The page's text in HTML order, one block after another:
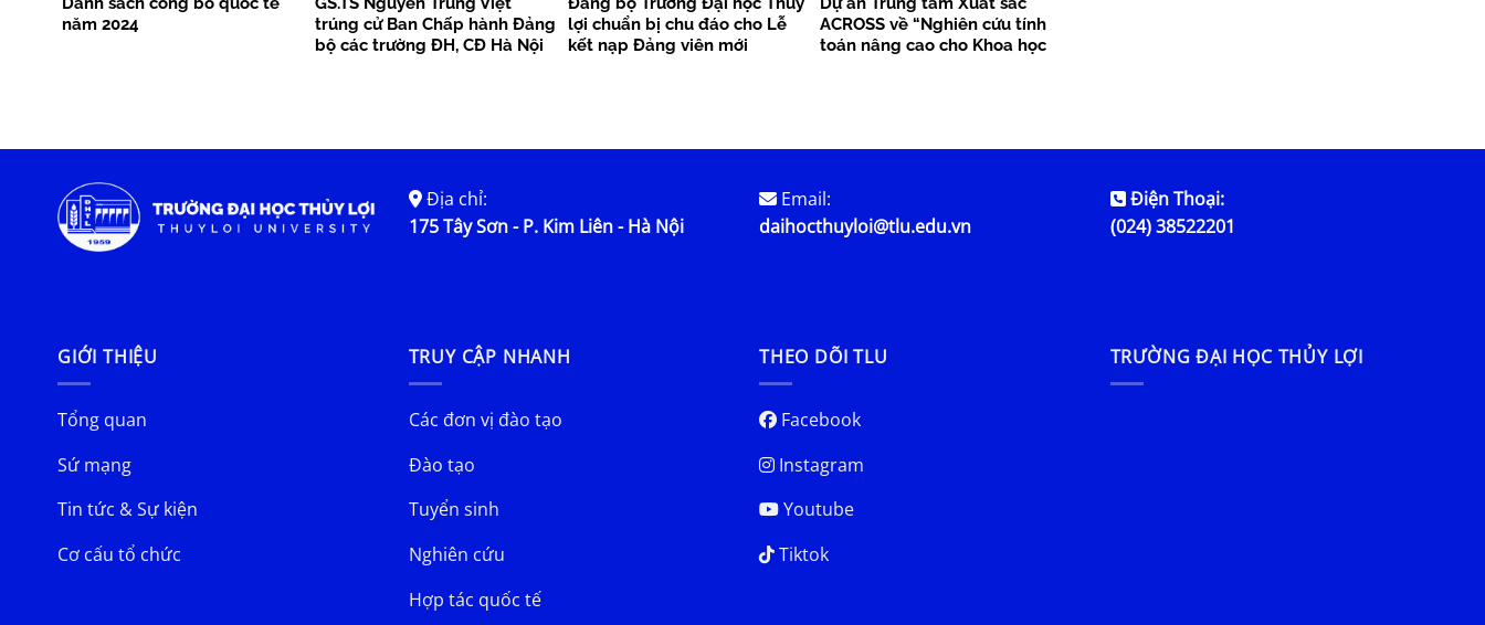
năm 2024
trúng cử Ban Chấp hành Đảng
bộ các trường ĐH, CĐ Hà Nội
lợi chuẩn bị chu đáo cho Lễ
kết nạp Đảng viên mới
ACROSS về “Nghiên cứu tính
toán nâng cao cho Khoa học
Địa chỉ:
175 Tây Sơn - P. Kim Liên - Hà Nội
Email:
daihocthuyloi@tlu.edu.vn
Điện Thoại:
(024) 38522201
GIỚI THIỆU
Tổng quan
Sứ mạng
Tin tức & Sự kiện
Cơ cấu tổ chức
TRUY CẬP NHANH
Các đơn vị đào tạo
Đào tạo
Tuyển sinh
Nghiên cứu
Hợp tác quốc tế
THEO DÕI TLU
Facebook
Instagram
Youtube
Tiktok
TRƯỜNG ĐẠI HỌC THỦY LỢI